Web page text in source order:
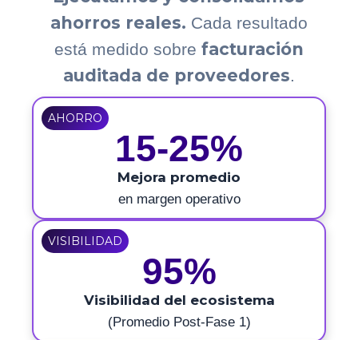
ahorros reales. Cada resultado
está medido sobre facturación
auditada de proveedores.
AHORRO
15-25%
Mejora promedio
en margen operativo
VISIBILIDAD
95%
Visibilidad del ecosistema
(Promedio Post-Fase 1)